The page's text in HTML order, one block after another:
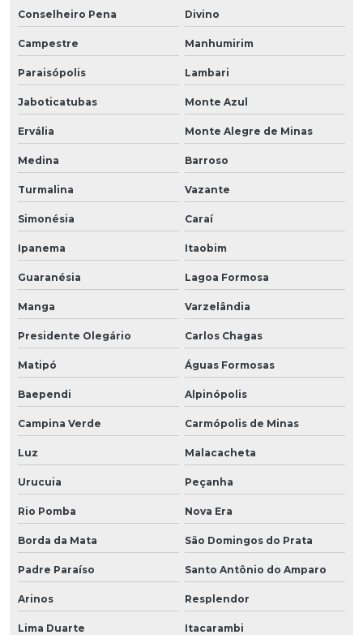
Conselheiro Pena Divino
Campestre Manhumirim
Paraisópolis Lambari
Jaboticatubas Monte Azul
Ervália Monte Alegre de Minas
Medina Barroso
Turmalina Vazante
Simonésia Caraí
Ipanema Itaobim
Guaranésia Lagoa Formosa
Manga Varzelândia
Presidente Olegário Carlos Chagas
Matipó Águas Formosas
Baependi Alpinópolis
Campina Verde Carmópolis de Minas
Luz Malacacheta
Urucuia Peçanha
Rio Pomba Nova Era
Borda da Mata São Domingos do Prata
Padre Paraíso Santo Antônio do Amparo
Arinos Resplendor
Lima Duarte Itacarambi